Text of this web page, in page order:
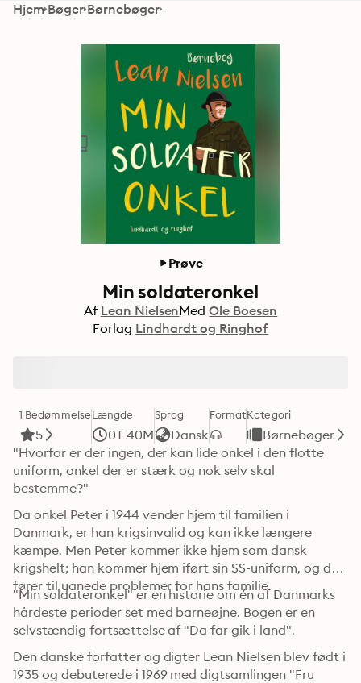
Hjem Bøger Børnebøger
Prøve
Min soldateronkel
Af Lean NielsenMed Ole Boesen
Forlag Lindhardt og Ringhof
1 Bedømmelse
5
Længde
0T 40M
Sprog
Dansk
FormatKategori
Børnebøger
"Hvorfor er der ingen, der kan lide onkel i den flotte
uniform, onkel der er stærk og nok selv skal
bestemme?"
Da onkel Peter i 1944 vender hjem til familien i
Danmark, er han krigsinvalid og kan ikke længere
kæmpe. Men Peter kommer ikke hjem som dansk
krigshelt; han kommer hjem iført sin SS-uniform, og det
fører til uanede problemer for hans familie.
"Min soldateronkel" er en historie om én af Danmarks
hårdeste perioder set med barneøjne. Bogen er en
selvstændig fortsættelse af "Da far gik i land".
Den danske forfatter og digter Lean Nielsen blev født i
1935 og debuterede i 1969 med digtsamlingen "Fru